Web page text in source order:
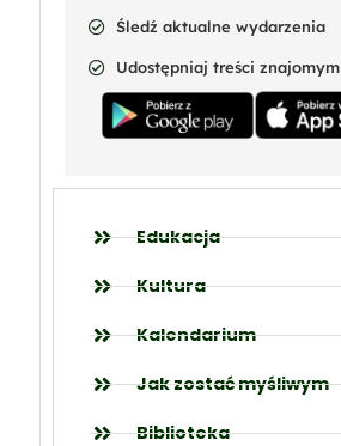
Śledź aktualne wydarzenia
Udostępniaj treści znajomym
Edukacja
Kultura
Kalendarium
Jak zostać myśliwym
Biblioteka